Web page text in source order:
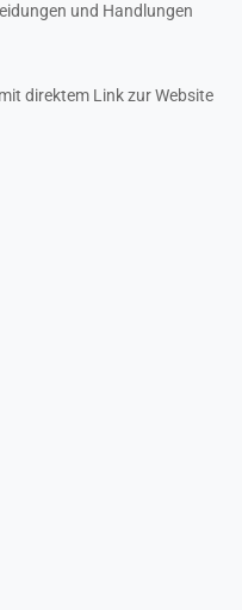
und Handlungen
direktem Link zur Website